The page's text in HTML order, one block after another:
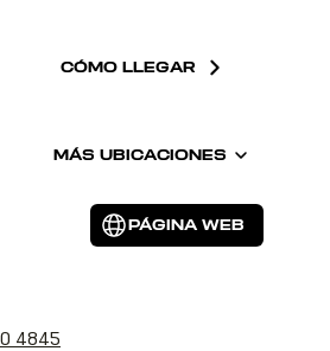
CÓMO LLEGAR
MÁS UBICACIONES
PÁGINA WEB
4845